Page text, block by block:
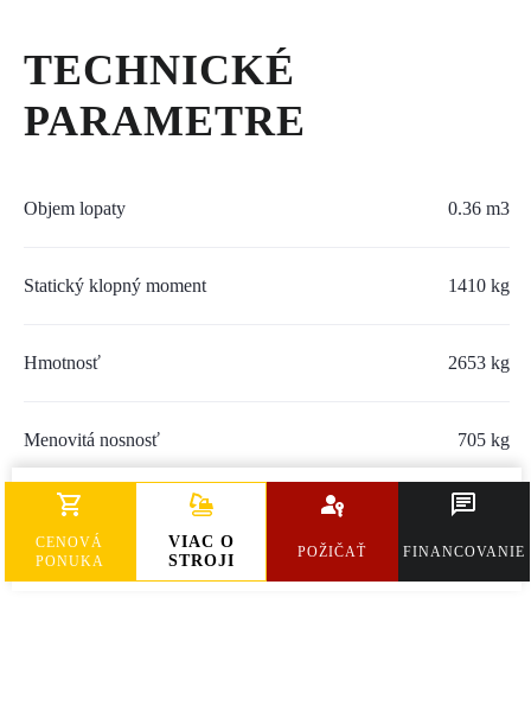
PART.CAT.COM
MÔJSTROJ.SK
O NÁS
KARIÉRA
KONTAKTY
TECHNICKÉ
PARAMETRE
Objem lopaty 0.36 m3
Statický klopný moment 1410 kg
Hmotnosť 2653 kg
Menovitá nosnosť 705 kg
Výkon motora 50.1 kW
CENOVÁ
PONUKA
VIAC O
STROJI
POŽIČAŤ FINANCOVANIE